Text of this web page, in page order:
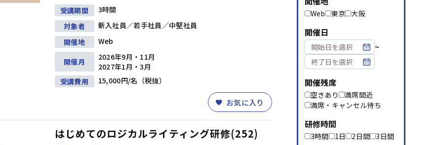
中堅社員
階層別研修 キャリアデザイン研修
ビジネススキル研修
ビジネススキル研修 アセスメント研修
情報収集・分析 段取り・計画
企画・発想
ビジネスマナー セルフマネジメント
リーダーシップ コミュニケーション 交渉・調整
受講期間
3時間
対象者
新入社員／若手社員／中堅社員
開催地
Web
開催月
2026年9月・11月
2027年1月・3月
受講費用
15,000円/名（税抜）
お気に入り
はじめてのロジカルライティング研修(252)
Web 東京 大阪
開催日
~
開催残席
空きあり
満席間近
満席・キャンセル待ち
研修時間
3時間 1日 2日間 3日間